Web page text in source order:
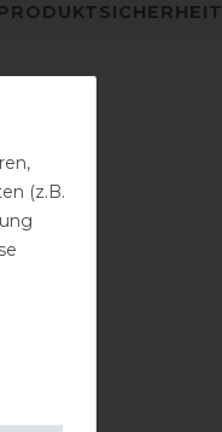
(z.B.